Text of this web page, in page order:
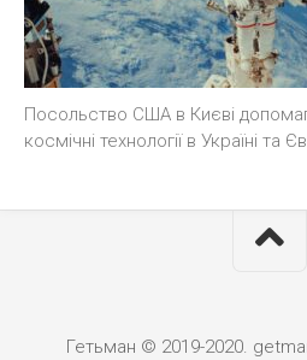
Посольство США в Києві
космічні технології в Україні та
Гетьман © 2019-2020.